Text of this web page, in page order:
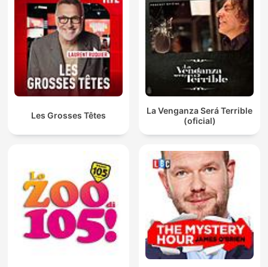
Les Grosses Têtes
La Venganza Será Terrible
(oficial)